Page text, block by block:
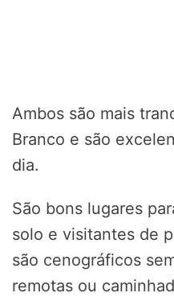
Ambos são mais
Branco e são
dia.
São bons lugares
solo e visitantes de
são cenográficos
remotas ou